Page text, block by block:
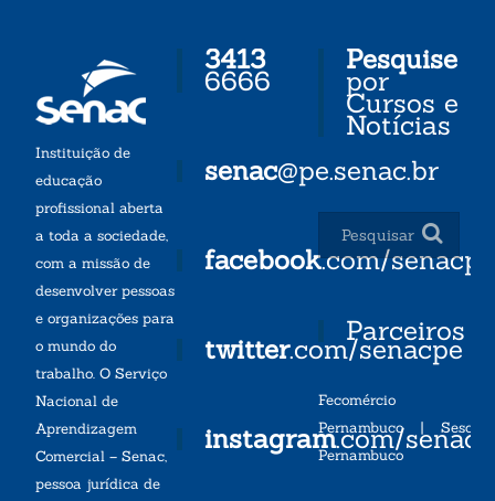
Instituição de
educação
profissional aberta
a toda a sociedade,
com a missão de
desenvolver pessoas
e organizações para
o mundo do
trabalho. O Serviço
Nacional de
Aprendizagem
Comercial – Senac,
pessoa jurídica de
3413
6666
senac@pe.senac.br
facebook.com/senacpe
twitter.com/senacpe
instagram.com/
Pesquise
por
Cursos e
Notícias
Parceiros
Fecomércio
Pernambuco| Sesc
Pernambuco